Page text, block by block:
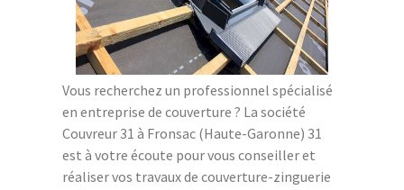
Vous recherchez un professionnel spécialisé
en entreprise de couverture ? La société
Couvreur 31 à Fronsac (Haute-Garonne) 31
est à votre écoute pour vous conseiller et
réaliser vos travaux de couverture-zinguerie